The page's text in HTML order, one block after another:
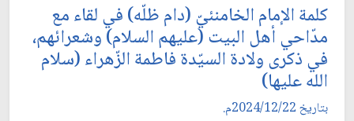
كلمة الإمام الخامنئيّ (دام ظلّه) في لقاء مع
مدّاحي أهل البيت (عليهم السلام) وشعرائهم،
في ذكرى ولادة السيّدة فاطمة الزّهراء (سلام
الله عليها)
بتاريخ 2024/12/22م.